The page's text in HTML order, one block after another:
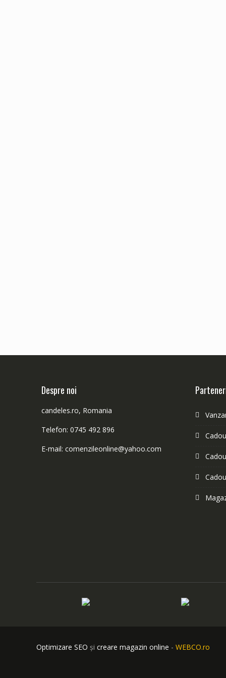
Despre noi
candeles.ro, Romania
Telefon: 0745 492 896
E-mail: comenzileonline@yahoo.com
Optimizare SEO și creare magazin online - WEBCO.ro